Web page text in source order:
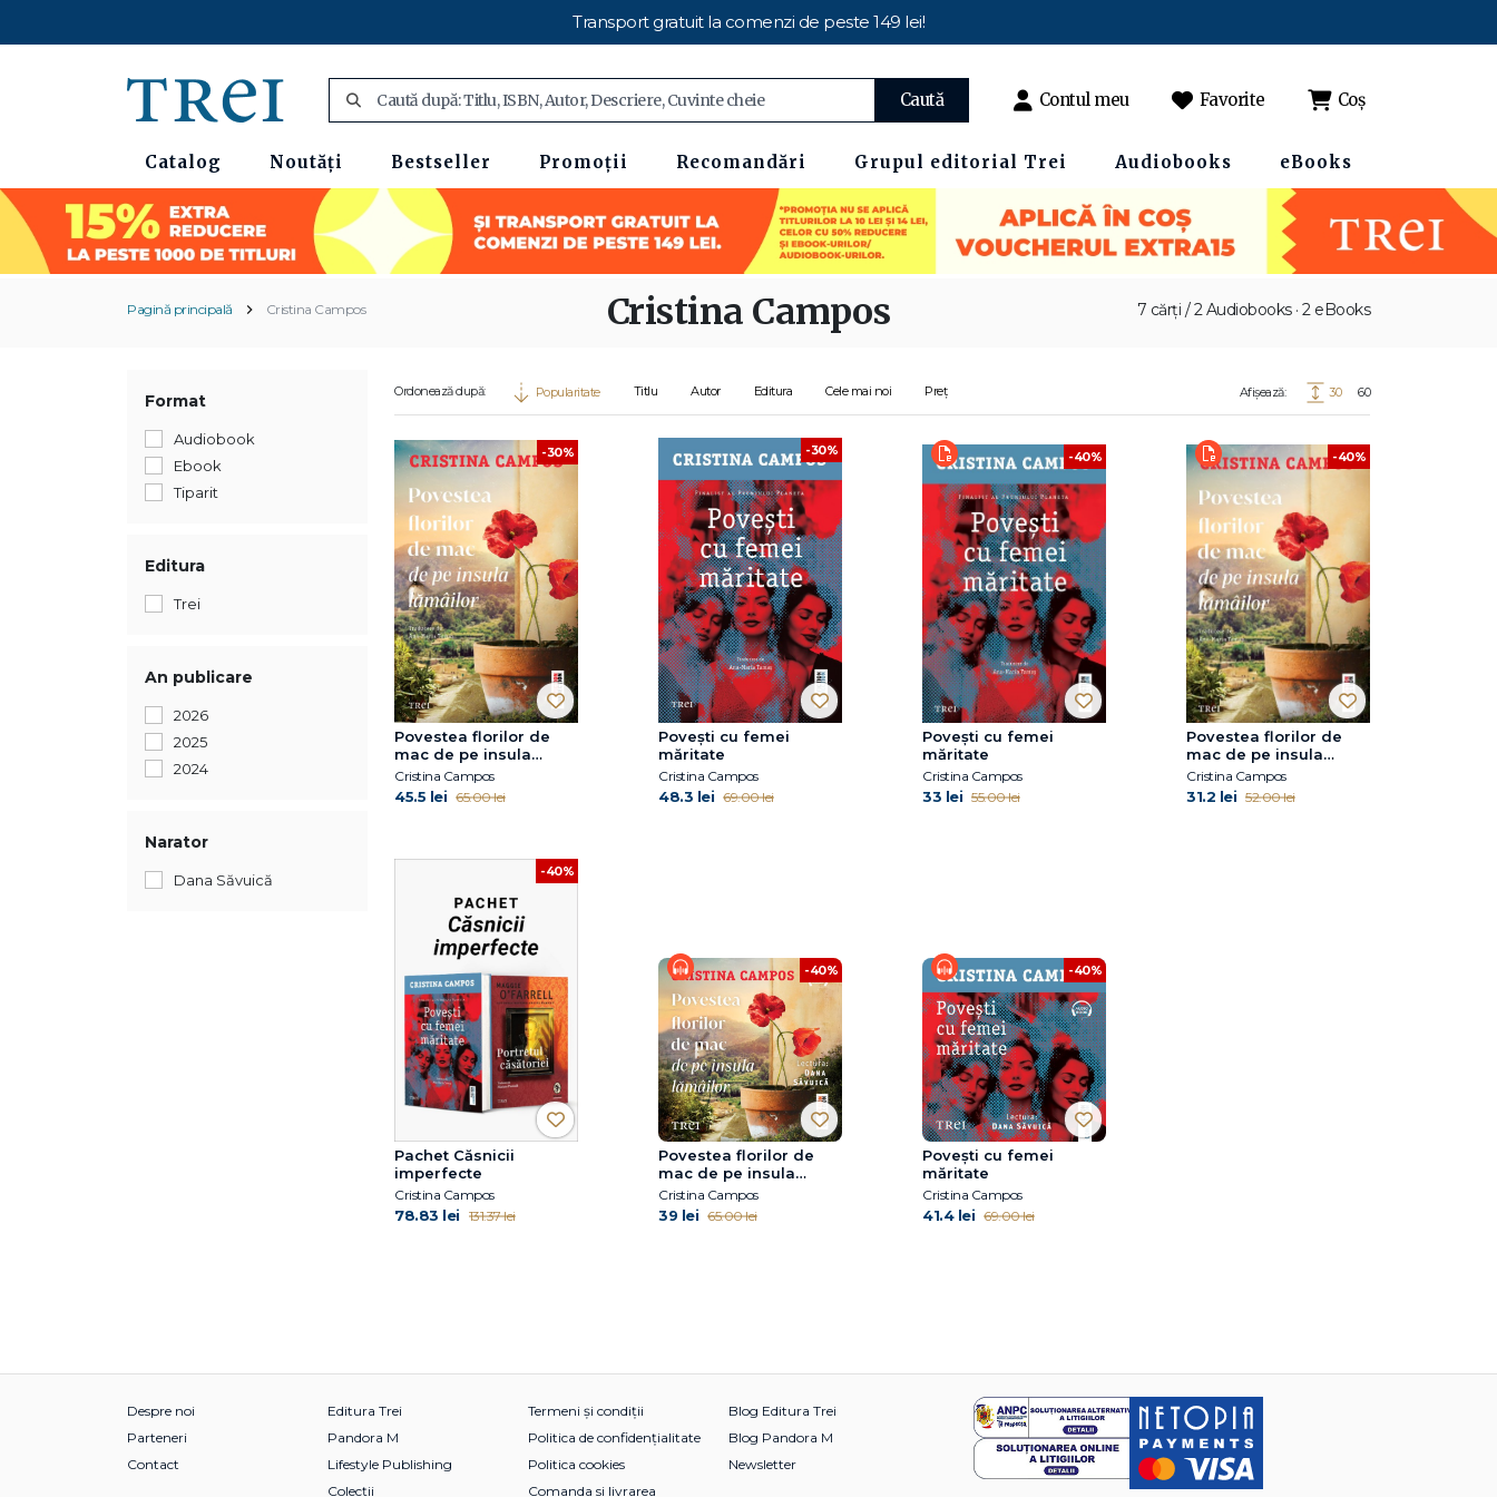
Transport gratuit la comenzi de peste 149 lei!
Caută Contul meu Favorite Coș
Catalog Noutăți Bestseller Promoții Recomandări Grupul editorial Trei Audiobooks eBooks
Pagină principală Cristina Campos 7 cărți / 2 Audiobooks · 2 eBooks
Cristina Campos
Format
Audiobook
Ebook
Tiparit
Editura
Trei
An publicare
2026
2025
2024
Narator
Dana Săvuică
Ordonează după: Popularitate Titlu Autor Editura Cele mai noi Preț Afișează: 30 60
-30%
Povestea florilor de
mac de pe insula
lămâilor
Cristina Campos
45.5 lei 65.00 lei
-30%
Povești cu femei
măritate
Cristina Campos
48.3 lei 69.00 lei
-40%
Povești cu femei
măritate
Cristina Campos
33 lei 55.00 lei
-40%
Povestea florilor de
mac de pe insula
lămâilor
Cristina Campos
31.2 lei 52.00 lei
-40%
Pachet Căsnicii
imperfecte
Cristina Campos
78.83 lei 131.37 lei
-40%
Povestea florilor de
mac de pe insula
lămâilor
Cristina Campos
39 lei 65.00 lei
-40%
Povești cu femei
măritate
Cristina Campos
41.4 lei 69.00 lei
Despre noi
Parteneri
Contact
Editura Trei
Pandora M
Lifestyle Publishing
Colecții
Termeni și condiții
Politica de confidențialitate
Politica cookies
Comanda si livrarea
Blog Editura Trei
Blog Pandora M
Newsletter